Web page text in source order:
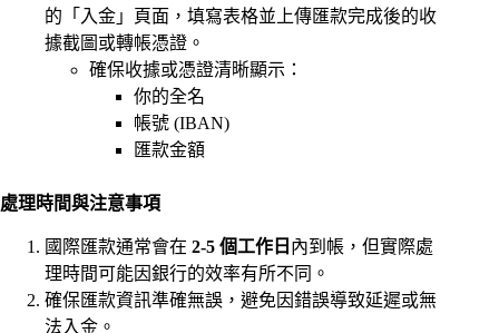
的「入金」頁面，填寫表格並上傳匯款完成後的收
據截圖或轉帳憑證。
確保收據或憑證清晰顯示：
你的全名
帳號 (IBAN)
匯款金額
處理時間與注意事項
國際匯款通常會在 2-5 個工作日 內到帳，但實際處
理時間可能因銀行的效率有所不同。
確保匯款資訊準確無誤，避免因錯誤導致延遲或無
法入金。